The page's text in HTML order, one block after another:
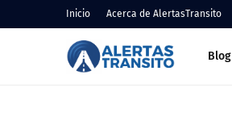
Inicio Acerca de AlertasTransito
Blog